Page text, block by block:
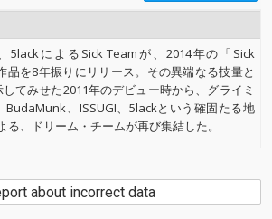
5lackによるSick Teamが、2014年の「Sick
品を8年振りにリリース。その異端なる技量と
てみせた2011年のデビュー時から、グライミ
BudaMunk、ISSUGI、5lackという確固たる地
、ドリーム・チームが再び集結した。
about incorrect data